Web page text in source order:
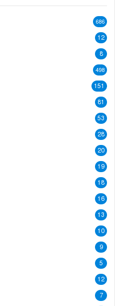
686
12
8
498
151
81
53
28
20
19
18
16
13
10
9
5
12
7